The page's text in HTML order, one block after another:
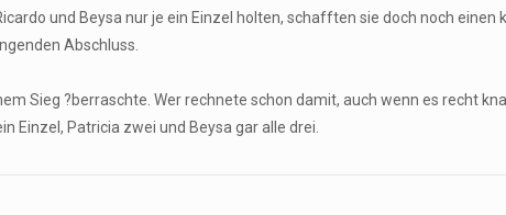
und Beysa nur je ein Einzel holten, schafften sie doch noch
Abschluss.
Sieg ?berraschte. Wer rechnete schon damit, auch wenn es recht
Einzel, Patricia zwei und Beysa gar alle drei.